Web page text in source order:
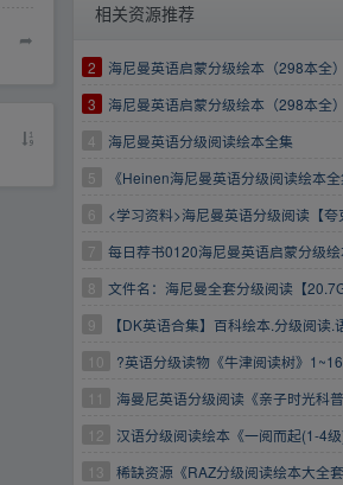
➦
相关资源推荐
2
海尼曼英语启蒙分级绘本（298本全）
3
海尼曼英语启蒙分级绘本（298本全）
【478.7MB】
4
海尼曼英语分级阅读绘本全集
5
《Heinen海尼曼英语分级阅读绘本全
【476.9MB】
6
<学习资料>海尼曼英语分级阅读【夸
7
每日荐书0120海尼曼英语启蒙分级
书社高品质好书500册
8
文件名：海尼曼全套分级阅读【20.7G
9
【DK英语合集】百科绘本.分级阅读.
习册
10
?英语分级读物《牛津阅读树》1~16
史上最全原版英语合集音频+绘本+精讲+
+真人版?
11
海曼尼英语分级阅读《亲子时光科
TimeForKids(GK-G2)》
12
汉语分级阅读绘本《一阅而起(1-4级
13
稀缺资源《RAZ分级阅读绘本大全套